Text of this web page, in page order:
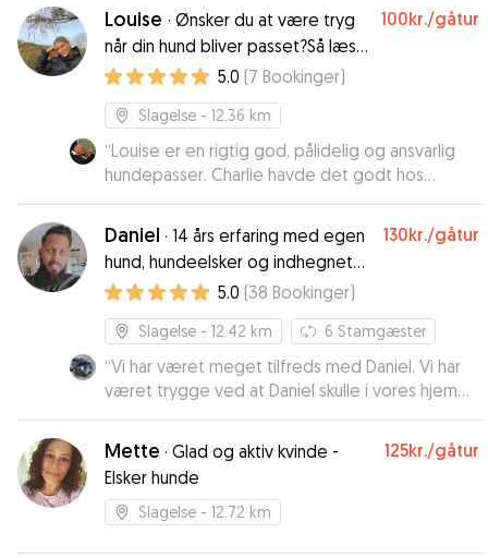
Louise · Ønsker du at være tryg
når din hund bliver passet?Så læs
mere om mig.
100kr./gåtur
5.0 (7 Bookinger)
Slagelse - 12.36 km
“Louise er en rigtig god, pålidelig og ansvarlig
hundepasser. Charlie havde det godt hos
hende.”
Daniel · 14 års erfaring med egen
hund, hundeelsker og indhegnet
egen have.
130kr./gåtur
5.0 (38 Bookinger)
Slagelse - 12.42 km 6 Stamgæster
“Vi har været meget tilfreds med Daniel. Vi har
været trygge ved at Daniel skulle i vores hjem
og lufte Simba. Vi vil helt sikkert gerne benytte
Daniel en anden gang
Mette · Glad og aktiv kvinde -
Elsker hunde
125kr./gåtur
Slagelse - 12.72 km